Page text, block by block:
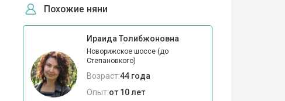
Похожие няни
Ираида Толибжоновна
Новорижское шоссе (до
Степановкого)
Возраст:44 года
Опыт:от 10 лет